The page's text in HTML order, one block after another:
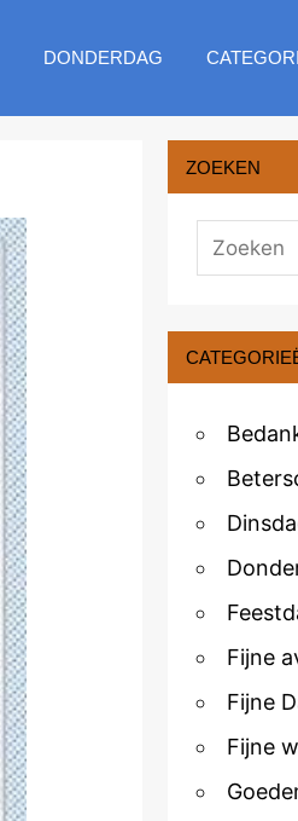
DONDERDAG
ZOEKEN
Fijne
Fijne
Fijne